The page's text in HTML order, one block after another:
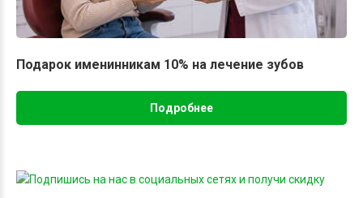
Подарок именинникам 10% на лечение зубов
Подробнее